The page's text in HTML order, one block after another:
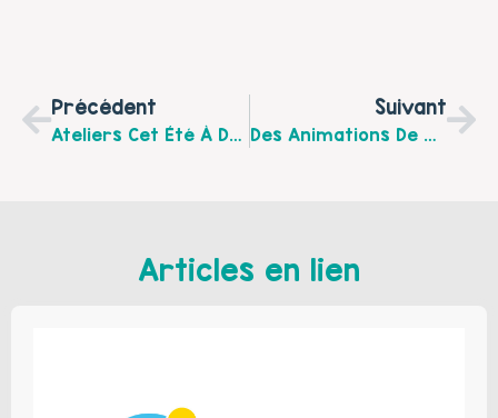
Précédent
Ateliers Cet Été À Destination Des Jeunes De 12 À 14 Ans Avec Le Centre De Santé Sexuelle De Boulogne Sur Mer !
Suivant
Des Animations De Quartiers Qui Se Poursuivent Jusqu’à Fin Août 2025 À Le Portel Avec Le Centre Social Espace Carnot !
Articles en lien